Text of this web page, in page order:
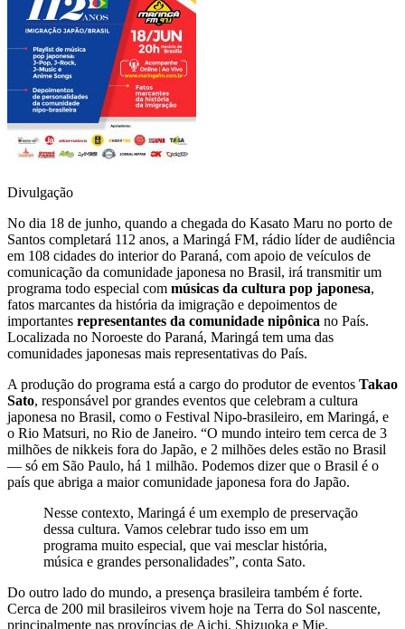
Divulgação
No dia 18 de junho, quando a chegada do Kasato Maru no porto de
Santos completará 112 anos, a Maringá FM, rádio líder de audiência
em 108 cidades do interior do Paraná, com apoio de veículos de
comunicação da comunidade japonesa no Brasil, irá transmitir um
programa todo especial com músicas da cultura pop japonesa,
fatos marcantes da história da imigração e depoimentos de
importantes representantes da comunidade nipônica no País.
Localizada no Noroeste do Paraná, Maringá tem uma das
comunidades japonesas mais representativas do País.
A produção do programa está a cargo do produtor de eventos Takao
Sato, responsável por grandes eventos que celebram a cultura
japonesa no Brasil, como o Festival Nipo-brasileiro, em Maringá, e
o Rio Matsuri, no Rio de Janeiro. “O mundo inteiro tem cerca de 3
milhões de nikkeis fora do Japão, e 2 milhões deles estão no Brasil
— só em São Paulo, há 1 milhão. Podemos dizer que o Brasil é o
país que abriga a maior comunidade japonesa fora do Japão.
Nesse contexto, Maringá é um exemplo de preservação
dessa cultura. Vamos celebrar tudo isso em um
programa muito especial, que vai mesclar história,
música e grandes personalidades”, conta Sato.
Do outro lado do mundo, a presença brasileira também é forte.
Cerca de 200 mil brasileiros vivem hoje na Terra do Sol nascente,
principalmente nas províncias de Aichi, Shizuoka e Mie.